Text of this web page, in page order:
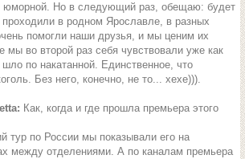
юморной. Но в следующий раз, обещаю: будет
в родном Ярославле, в разных
помогли наши друзья, и мы ценим их
во второй раз себя чувствовали уже как
по накатанной. Единственное, что
Без него, конечно, не то... хехе))).
Как, когда и где прошла премьера этого
тур по России мы показывали его на
между отделениями. А по каналам премьера